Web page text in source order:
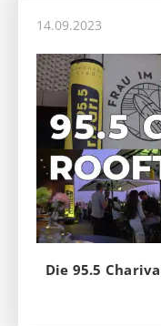
14.09.2023
Die 95.5